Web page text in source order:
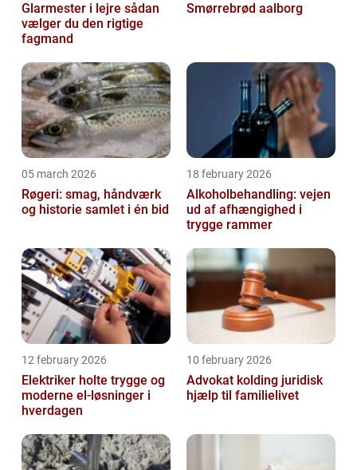
Glarmester i lejre sådan
vælger du den rigtige
fagmand
Smørrebrød aalborg
05 march 2026
Røgeri: smag, håndværk
og historie samlet i én bid
18 february 2026
Alkoholbehandling: vejen
ud af afhængighed i
trygge rammer
12 february 2026
Elektriker holte trygge og
moderne el-løsninger i
hverdagen
10 february 2026
Advokat kolding juridisk
hjælp til familielivet